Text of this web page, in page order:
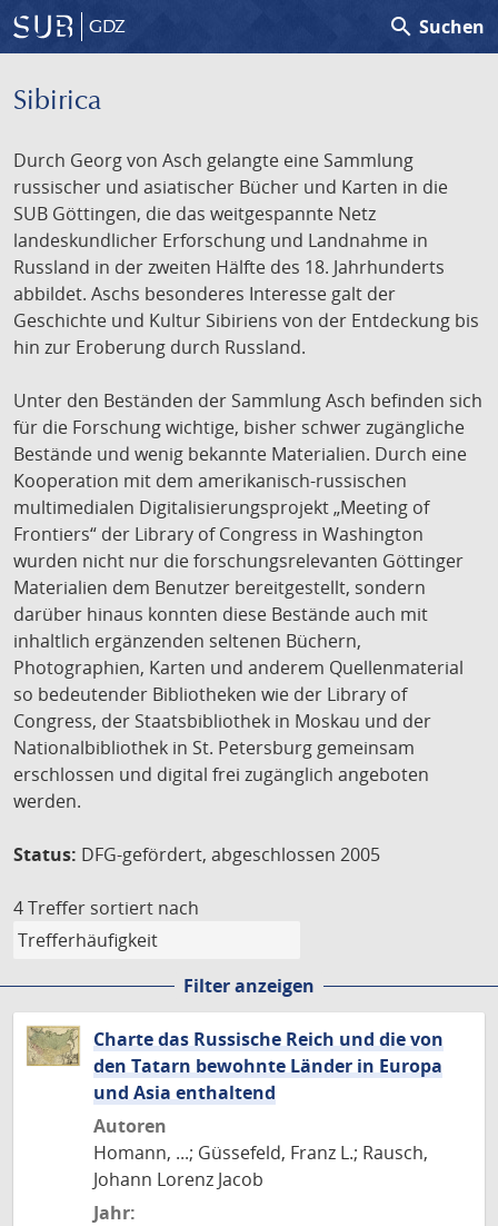
GDZ search Suchen
Sibirica
Durch Georg von Asch gelangte eine Sammlung
russischer und asiatischer Bücher und Karten in die
SUB Göttingen, die das weitgespannte Netz
landeskundlicher Erforschung und Landnahme in
Russland in der zweiten Hälfte des 18. Jahrhunderts
abbildet. Aschs besonderes Interesse galt der
Geschichte und Kultur Sibiriens von der Entdeckung bis
hin zur Eroberung durch Russland.
Unter den Beständen der Sammlung Asch befinden sich
für die Forschung wichtige, bisher schwer zugängliche
Bestände und wenig bekannte Materialien. Durch eine
Kooperation mit dem amerikanisch-russischen
multimedialen Digitalisierungsprojekt „Meeting of
Frontiers“ der Library of Congress in Washington
wurden nicht nur die forschungsrelevanten Göttinger
Materialien dem Benutzer bereitgestellt, sondern
darüber hinaus konnten diese Bestände auch mit
inhaltlich ergänzenden seltenen Büchern,
Photographien, Karten und anderem Quellenmaterial
so bedeutender Bibliotheken wie der Library of
Congress, der Staatsbibliothek in Moskau und der
Nationalbibliothek in St. Petersburg gemeinsam
erschlossen und digital frei zugänglich angeboten
werden.
Status: DFG-gefördert, abgeschlossen 2005
4 Treffer sortiert nach
Filter anzeigen
Charte das Russische Reich und die von
den Tatarn bewohnte Länder in Europa
und Asia enthaltend
Autoren
Homann, ...; Güssefeld, Franz L.; Rausch,
Johann Lorenz Jacob
Jahr: